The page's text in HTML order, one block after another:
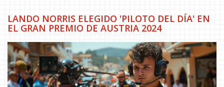
LANDO NORRIS ELEGIDO 'PILOTO DEL DÍA' EN
EL GRAN PREMIO DE AUSTRIA 2024